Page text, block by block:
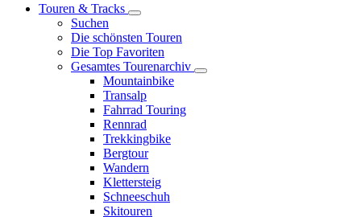
Touren & Tracks
Suchen
Die schönsten Touren
Die Top Favoriten
Gesamtes Tourenarchiv
Mountainbike
Transalp
Fahrrad Touring
Rennrad
Trekkingbike
Bergtour
Wandern
Klettersteig
Schneeschuh
Skitouren